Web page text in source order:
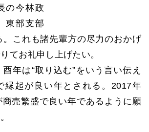
の今林政
東部支部
。これも諸先輩方の尽力のおかげ
てお礼申し上げたい。
年は“取り込む”をいう言い伝え
縁起が良い年とされる。2017年
売繁盛で良い年であるように願